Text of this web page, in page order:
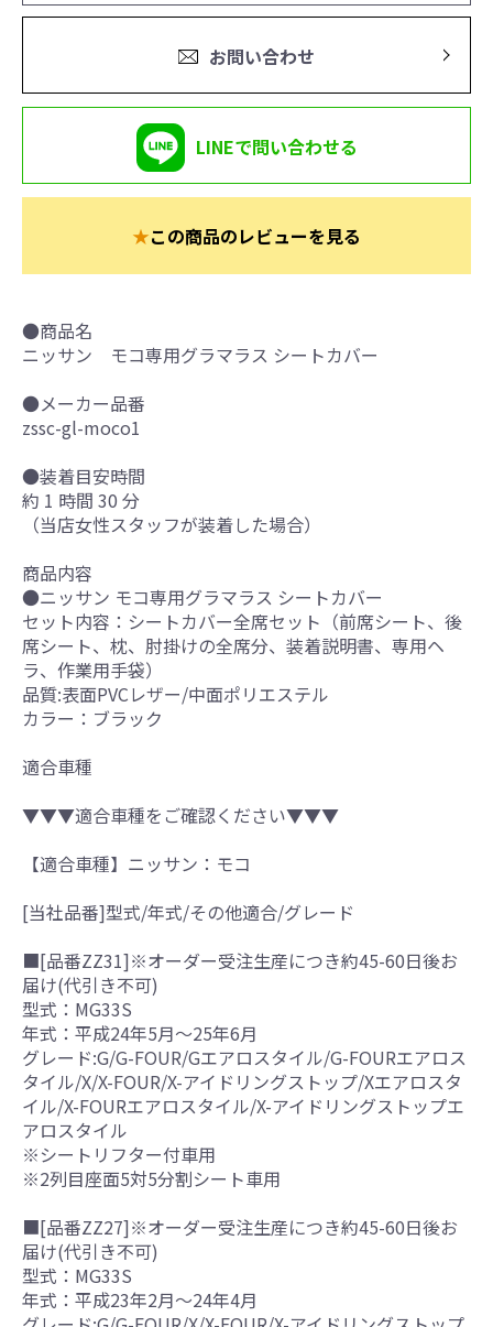
お問い合わせ
LINEで問い合わせる
★この商品のレビューを見る
●商品名
ニッサン モコ専用グラマラス シートカバー
●メーカー品番
zssc-gl-moco1
●装着目安時間
約 1 時間 30 分
（当店女性スタッフが装着した場合）
商品内容
●ニッサン モコ専用グラマラス シートカバー
セット内容：シートカバー全席セット（前席シート、後
席シート、枕、肘掛けの全席分、装着説明書、専用ヘ
ラ、作業用手袋）
品質:表面PVCレザー/中面ポリエステル
カラー：ブラック
適合車種
▼▼▼適合車種をご確認ください▼▼▼
【適合車種】ニッサン：モコ
[当社品番]型式/年式/その他適合/グレード
■[品番ZZ31]※オーダー受注生産につき約45-60日後お
届け(代引き不可)
型式：MG33S
年式：平成24年5月～25年6月
グレード:G/G-FOUR/Gエアロスタイル/G-FOURエアロス
タイル/X/X-FOUR/X-アイドリングストップ/Xエアロスタ
イル/X-FOURエアロスタイル/X-アイドリングストップエ
アロスタイル
※シートリフター付車用
※2列目座面5対5分割シート車用
■[品番ZZ27]※オーダー受注生産につき約45-60日後お
届け(代引き不可)
型式：MG33S
年式：平成23年2月～24年4月